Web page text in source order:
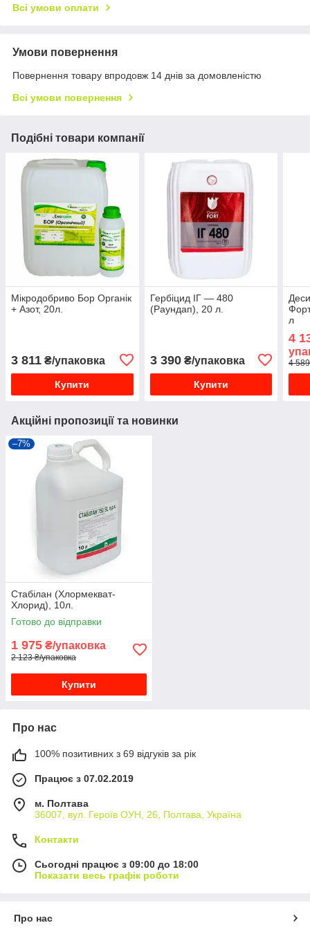
Всі умови оплати
Умови повернення
Повернення товару впродовж 14 днів за домовленістю
Всі умови повернення
Подібні товари компанії
Мікродобриво Бор Органік
+ Азот, 20л.
3 811 ₴/упаковка
Купити
Гербіцид ІГ — 480
(Раундап), 20 л.
3 390₴/упаковка
Купити
л
4
4
Акційні пропозиції та новинки
–7%
Стабілан (Хлормекват-
Хлорид), 10л.
Готово до відправки
1 975 ₴/упаковка
2 123 ₴/упаковка
Купити
Про нас
100% позитивних з 69 відгуків за рік
Працює з 07.02.2019
м. Полтава
36007, вул. Героїв ОУН, 26, Полтава, Україна
Контакти
Сьогодні працює з 09:00 до 18:00
Показати весь графік роботи
Про нас